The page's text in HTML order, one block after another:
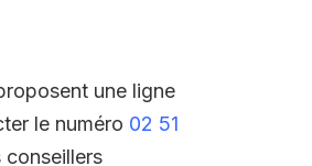
une ligne
le numéro 02 51
conseillers